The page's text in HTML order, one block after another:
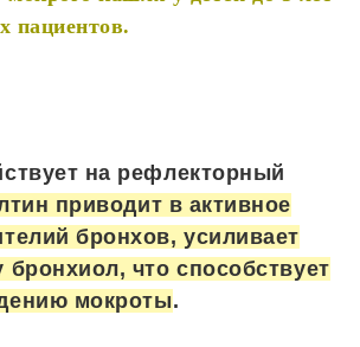
пациентов.
на рефлекторный
приводит в активное
бронхов, усиливает
бронхиол, что способствует
мокроты.